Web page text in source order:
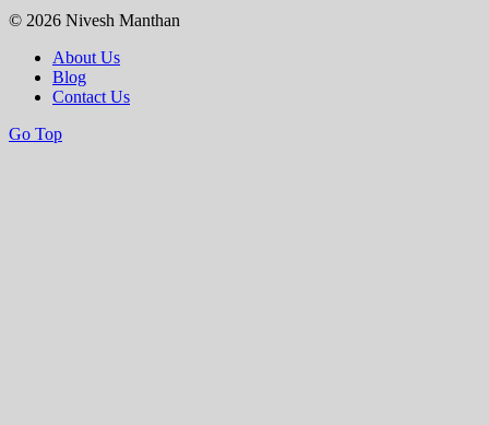
© 2026 Nivesh Manthan
About Us
Blog
Contact Us
Go Top